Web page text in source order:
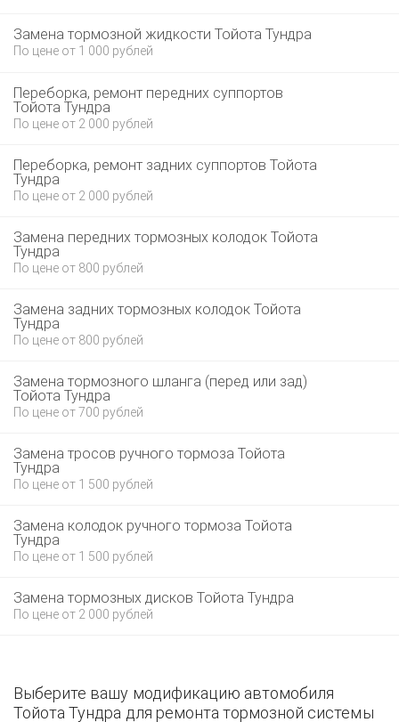
Замена тормозной жидкости Тойота Тундра
По цене от 1 000 рублей
Переборка, ремонт передних суппортов
Тойота Тундра
По цене от 2 000 рублей
Переборка, ремонт задних суппортов Тойота
Тундра
По цене от 2 000 рублей
Замена передних тормозных колодок Тойота
Тундра
По цене от 800 рублей
Замена задних тормозных колодок Тойота
Тундра
По цене от 800 рублей
Замена тормозного шланга (перед или зад)
Тойота Тундра
По цене от 700 рублей
Замена тросов ручного тормоза Тойота
Тундра
По цене от 1 500 рублей
Замена колодок ручного тормоза Тойота
Тундра
По цене от 1 500 рублей
Замена тормозных дисков Тойота Тундра
По цене от 2 000 рублей
Выберите вашу модификацию автомобиля
Тойота Тундра для ремонта тормозной системы